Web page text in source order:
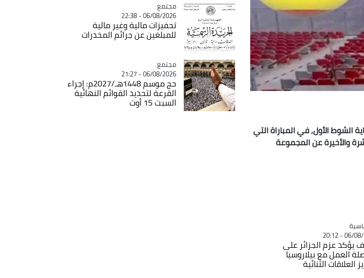
لكرة القدم أمام نظيره الأوغندي بنتيجة (0-1), مع نهاية الشوط الأول, في المباراة التي
والأخيرة عن المجموعة
06/08/
يؤكد عزم الجزائر على
العمل مع بيلاروسيا
العلاقات الثنائية
Catégorie
مجتمع
06/08/2026 - 22:38
تحفيزات مالية وغير مالية
للمبلغين عن جرائم المخدرات
Catégorie
مجتمع
06/08/2026 - 21:27
حج موسم 1448هـ/2027م: إجراء
القرعة لتحديد القوائم النهائية
السبت 15 أوت